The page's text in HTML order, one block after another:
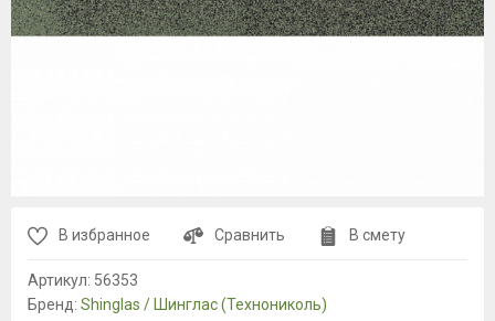
В избранное Сравнить В смету
Артикул: 56353
Бренд: Shinglas / Шинглас (Технониколь)